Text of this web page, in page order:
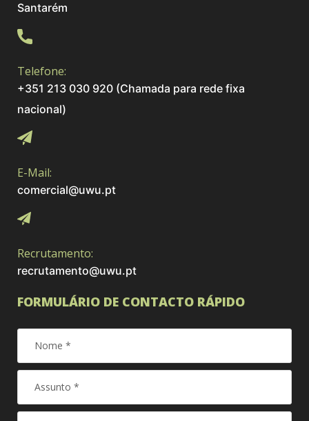
Santarém
Telefone:
+351 213 030 920 (Chamada para rede fixa
nacional)
E-Mail:
comercial@uwu.pt
Recrutamento:
recrutamento@uwu.pt
FORMULÁRIO DE CONTACTO RÁPIDO